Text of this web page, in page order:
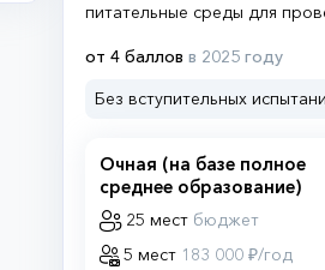
питательные среды для
проведением анализов в
от 4 баллов в 2025 году
Без вступительных
Очная (на базе полное
среднее образование)
25 мест бюджет
5 мест 183 000 ₽/год